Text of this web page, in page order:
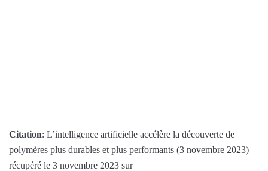
Citation: L’intelligence artificielle accélère la découverte de
polymères plus durables et plus performants (3 novembre 2023)
récupéré le 3 novembre 2023 sur